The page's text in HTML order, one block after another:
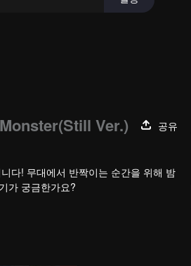
Ver.)
공유
다! 무대에서 반짝이는 순간을 위해 밤
가 궁금한가요?